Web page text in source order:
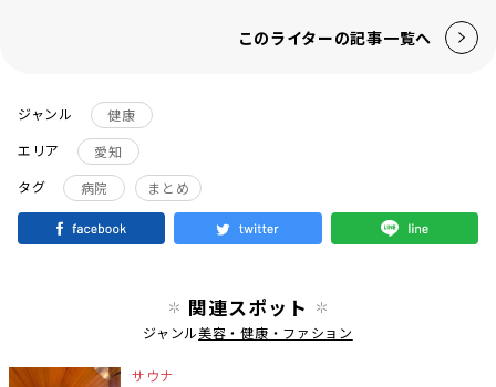
このライターの記事一覧へ
ジャンル
健康
エリア
愛知
タグ
病院 まとめ
関連スポット
ジャンル美容・健康・ファション
サウナ